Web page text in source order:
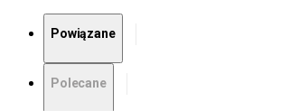
Powiązane
Polecane